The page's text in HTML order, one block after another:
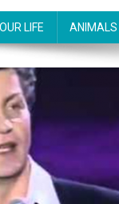
OUR LIFE ANIMALS